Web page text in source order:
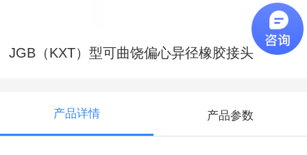
JGB（KXT）型可曲饶偏心异径橡胶接头
产品详情 产品参数